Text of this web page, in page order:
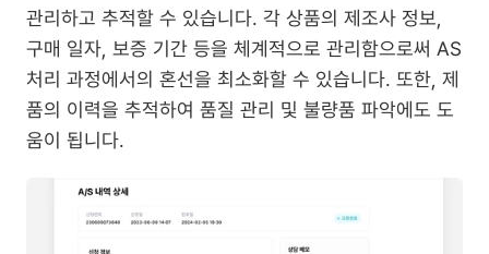
관리하고 추적할 수 있습니다. 각 상품의 제조사 정보,
구매 일자, 보증 기간 등을 체계적으로 관리함으로써 AS
처리 과정에서의 혼선을 최소화할 수 있습니다. 또한, 제
품의 이력을 추적하여 품질 관리 및 불량품 파악에도 도
움이 됩니다.